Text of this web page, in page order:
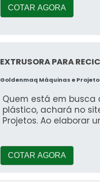
COTAR AGORA
EXTRUSORA PARA
Goldenmaq Máquinas e
Quem está em
plástico, achará no
Projetos. Ao elaborar
COTAR AGORA